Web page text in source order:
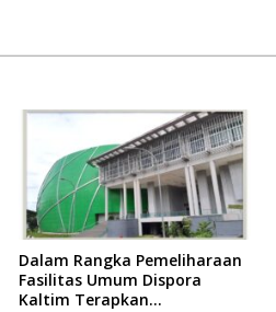
Dalam Rangka Pemeliharaan
Fasilitas Umum Dispora
Kaltim Terapkan